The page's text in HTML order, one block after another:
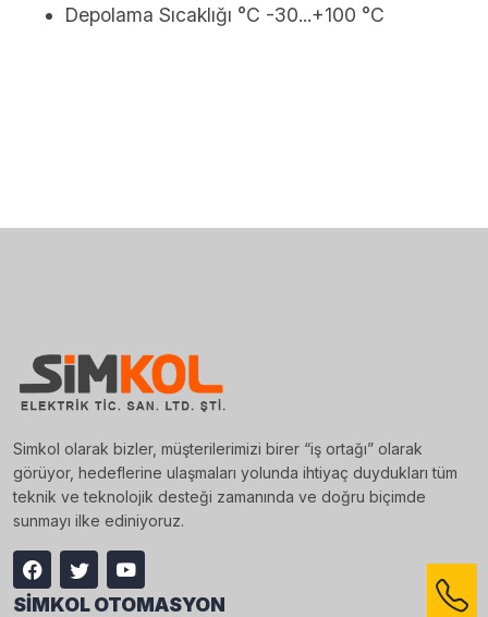
Depolama Sıcaklığı °C -30...+100 °C
Simkol olarak bizler, müşterilerimizi birer “iş ortağı” olarak
görüyor, hedeflerine ulaşmaları yolunda ihtiyaç duydukları tüm
teknik ve teknolojik desteği zamanında ve doğru biçimde
sunmayı ilke ediniyoruz.
SIMKOL OTOMASYON